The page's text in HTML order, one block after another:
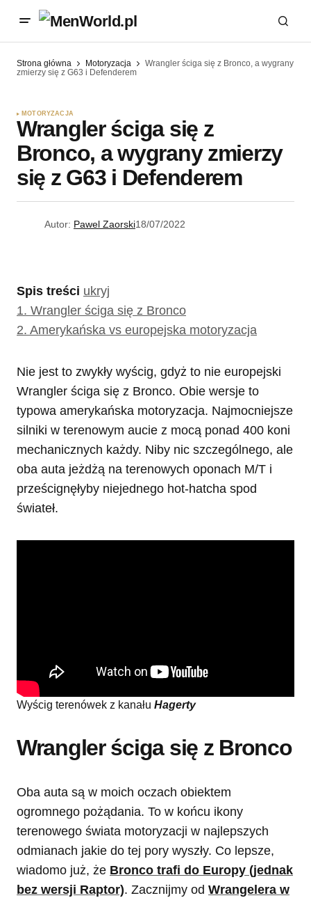
Strona główna Motoryzacja
Wrangler ściga się z Bronco, a wygrany
zmierzy się z G63 i Defenderem
MOTORYZACJA
Wrangler ściga się z
Bronco, a wygrany zmierzy
się z G63 i Defenderem
Autor: Pawel Zaorski18/07/2022
Spis treści ukryj
1. Wrangler ściga się z Bronco
2. Amerykańska vs europejska motoryzacja
Nie jest to zwykły wyścig, gdyż to nie europejski
Wrangler ściga się z Bronco. Obie wersje to
typowa amerykańska motoryzacja. Najmocniejsze
silniki w terenowym aucie z mocą ponad 400 koni
mechanicznych każdy. Niby nic szczególnego, ale
oba auta jeżdżą na terenowych oponach M/T i
prześcignęłyby niejednego hot-hatcha spod
świateł.
Wyścig terenówek z kanału Hagerty
Wrangler ściga się z Bronco
Oba auta są w moich oczach obiektem
ogromnego pożądania. To w końcu ikony
terenowego świata motoryzacji w najlepszych
odmianach jakie do tej pory wyszły. Co lepsze,
wiadomo już, że Bronco trafi do Europy (jednak
bez wersji Raptor). Zacznijmy od Wrangelera w